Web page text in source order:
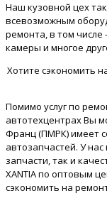
Наш кузовной цех
всевозможным
ремонта, в том числе
камеры и многое
Хотите сэкономить
Помимо услуг по
автотехцентрах Вы
Франц (ПМРК) имеет
автозапчастей. У
запчасти, так и
XANTIA по оптовым
сэкономить на